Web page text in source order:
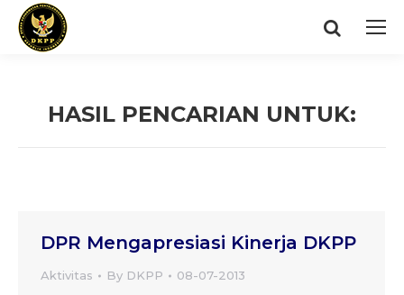
Search:
HASIL PENCARIAN UNTUK:
DPR Mengapresiasi Kinerja DKPP
Aktivitas By DKPP 08-07-2013